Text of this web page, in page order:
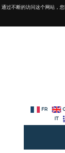
通过不断的访问这个网站，
FR
IT